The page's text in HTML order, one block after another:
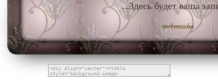
...Здесь будет ваша